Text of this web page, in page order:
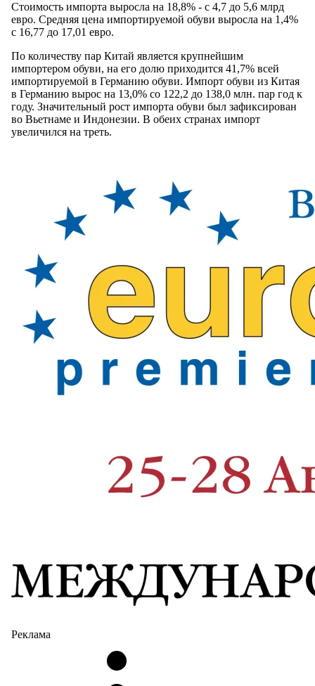
Стоимость импорта выросла на 18,8% - с 4,7 до 5,6 млрд
евро. Средняя цена импортируемой обуви выросла на 1,4%
с 16,77 до 17,01 евро.
По количеству пар Китай является крупнейшим
импортером обуви, на его долю приходится 41,7% всей
импортируемой в Германию обуви. Импорт обуви из Китая
в Германию вырос на 13,0% со 122,2 до 138,0 млн. пар год к
году. Значительный рост импорта обуви был зафиксирован
во Вьетнаме и Индонезии. В обеих странах импорт
увеличился на треть.
Реклама